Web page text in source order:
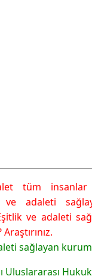
tüm insanlar
ve adaleti
ve adaleti
sağlayan
Uluslararası